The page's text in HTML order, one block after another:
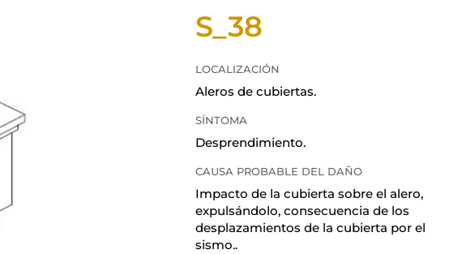
S_38
LOCALIZACIÓN
Aleros de cubiertas.
SÍNTOMA
Desprendimiento.
CAUSA PROBABLE DEL DAÑO
Impacto de la cubierta sobre el alero,
expulsándolo, consecuencia de los
desplazamientos de la cubierta por el
sismo..